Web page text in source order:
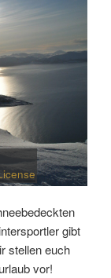
gibt
stellen euch
vor!